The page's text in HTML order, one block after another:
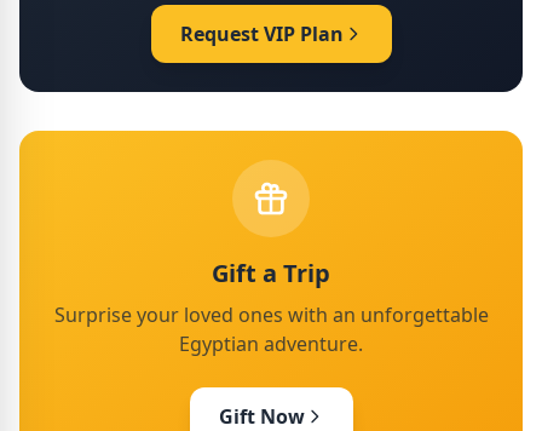
Request VIP Plan
Gift a Trip
Surprise your loved ones with an unforgettable
Egyptian adventure.
Gift Now